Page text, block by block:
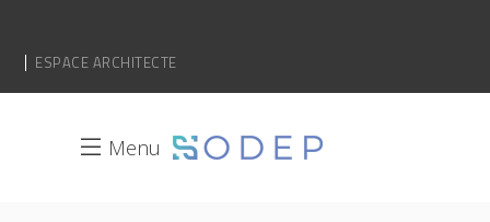
ESPACE ARCHITECTE
Menu